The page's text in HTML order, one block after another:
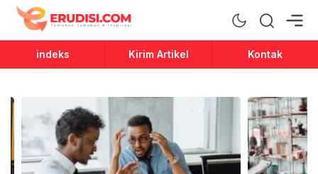
Erudisi
Temukan Jawaban dan Inspirasi
indeks Kirim Artikel Kontak